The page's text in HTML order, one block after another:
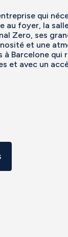
qui
au foyer, la
Zero, ses
et une
à Barcelone qui
et avec un